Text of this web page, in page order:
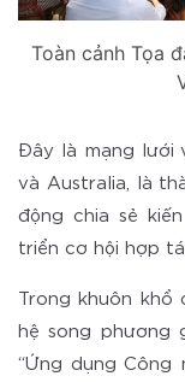
Toàn cảnh Tọa
Đây là mạng lưới
và Australia, là
động chia sẻ
triển cơ hội hợp
Trong khuôn
hệ song phương
“Ứng dụng Công